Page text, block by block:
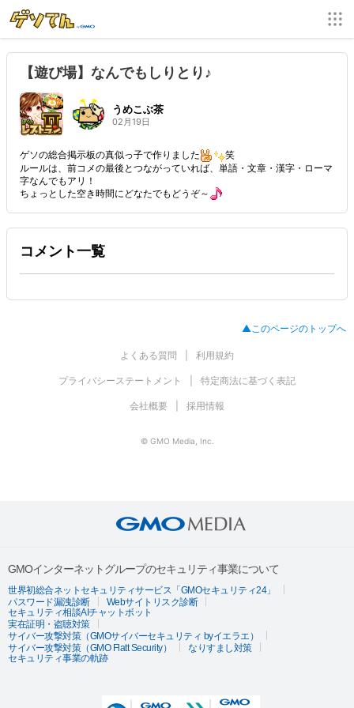
【遊び場】なんでもしりとり♪
うめこぶ茶
02月19日
ゲソの総合掲示板の真似っ子で作りました
笑
ルールは、前コメの最後とつながっていれば、単語・文章・漢字・ローマ
字なんでもアリ！
ちょっとした空き時間にどなたでもどうぞ～
コメント一覧
▲このページのトップへ
よくある質問 利用規約
プライバシーステートメント 特定商法に基づく表記
会社概要 採用情報
© GMO Media, Inc.
GMOインターネットグループのセキュリティ事業について
世界初総合ネットセキュリティサービス「GMOセキュリティ24」
パスワード漏洩診断
Webサイトリスク診断
セキュリティ相談AIチャットボット
実在証明・盗聴対策
サイバー攻撃対策（GMOサイバーセキュリティ byイエラエ）
サイバー攻撃対策（GMO Flatt Security）
なりすまし対策
セキュリティ事業の軌跡